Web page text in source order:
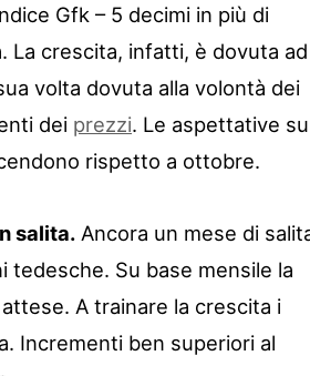
Gfk – 5 decimi in più di
La crescita, infatti, è dovuta ad
volta dovuta alla volontà dei
dei prezzi. Le aspettative
rispetto a ottobre.
salita. Ancora un mese di
Su base mensile la
A trainare la crescita i
Incrementi ben superiori al